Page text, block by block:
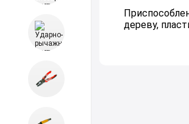
дереву,